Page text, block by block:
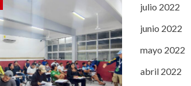
julio 2022
junio 2022
mayo 2022
abril 2022